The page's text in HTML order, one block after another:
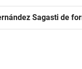
Sagasti de